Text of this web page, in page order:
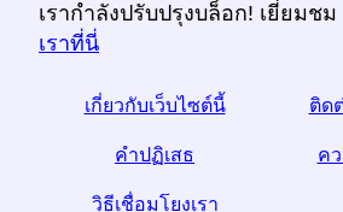
เรากำลังปรับปรุงบล็อก! เยี่ยมชม
เราที่นี่
เกี่ยวกับเว็บไซต์นี้ ติด
คำปฏิเสธ ค
วิธีเชื่อมโยงเรา